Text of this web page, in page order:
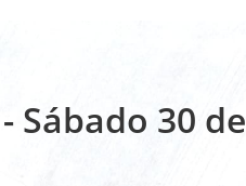
Sábado 30 de